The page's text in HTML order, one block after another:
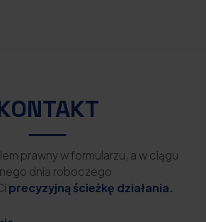
prawny w formularzu, a w ciągu
dnia roboczego
precyzyjną ścieżkę działania.